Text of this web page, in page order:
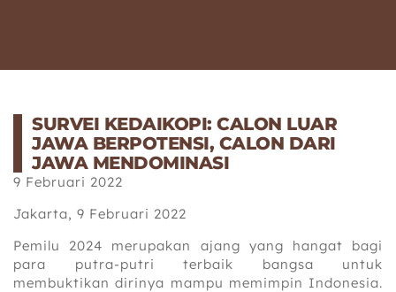
SURVEI KEDAIKOPI: CALON LUAR
JAWA BERPOTENSI, CALON DARI
JAWA MENDOMINASI
9 Februari 2022
Jakarta, 9 Februari 2022
Pemilu 2024 merupakan ajang yang hangat bagi
para putra-putri terbaik bangsa untuk
membuktikan dirinya mampu memimpin Indonesia.